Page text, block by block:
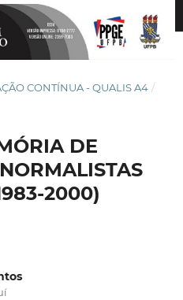
CONTÍNUA - QUALIS A4 /
DE
2000)